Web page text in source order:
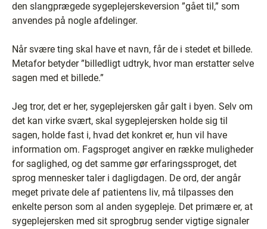
den slangprægede sygeplejerskeversion ”gået til,” som
anvendes på nogle afdelinger.
Når svære ting skal have et navn, får de i stedet et billede.
Metafor betyder ”billedligt udtryk, hvor man erstatter selve
sagen med et billede.”
Jeg tror, det er her, sygeplejersken går galt i byen. Selv om
det kan virke svært, skal sygeplejersken holde sig til
sagen, holde fast i, hvad det konkret er, hun vil have
information om. Fagsproget angiver en række muligheder
for saglighed, og det samme gør erfaringssproget, det
sprog mennesker taler i dagligdagen. De ord, der angår
meget private dele af patientens liv, må tilpasses den
enkelte person som al anden sygepleje. Det primære er, at
sygeplejersken med sit sprogbrug sender vigtige signaler